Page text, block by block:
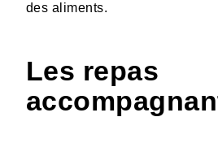
des aliments.
Les repas